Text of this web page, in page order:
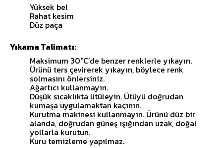
Yüksek bel
Rahat kesim
Düz paça
Yıkama Talimatı:
Maksimum 30°C’de benzer renklerle yıkayın.
Ürünü ters çevirerek yıkayın, böylece renk
solmasını önlersiniz.
Ağartıcı kullanmayın.
Düşük sıcaklıkta ütüleyin. Ütüyü doğrudan
kumaşa uygulamaktan kaçının.
Kurutma makinesi kullanmayın. Ürünü düz bir
alanda, doğrudan güneş ışığından uzak, doğal
yollarla kurutun.
Kuru temizleme yapılmaz.